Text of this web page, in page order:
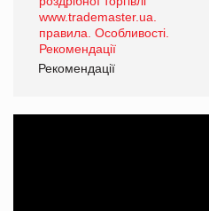
Рекомендації